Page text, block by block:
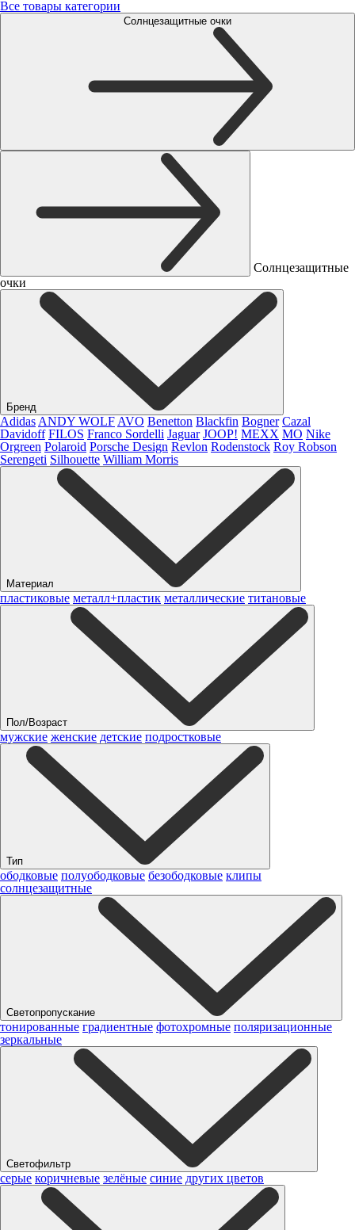
Все товары категории
Солнцезащитные очки
Солнцезащитные
очки
Бренд
Adidas ANDY WOLF AVO Benetton Blackfin Bogner Cazal
Davidoff FILOS Franco Sordelli Jaguar JOOP! MEXX MO Nike
Orgreen Polaroid Porsche Design Revlon Rodenstock Roy Robson
Serengeti Silhouette William Morris
Материал
пластиковые металл+пластик металлические титановые
Пол/Возраст
мужские женские детские подростковые
Тип
ободковые полуободковые безободковые клипы
солнцезащитные
Светопропускание
тонированные градиентные фотохромные поляризационные
зеркальные
Светофильтр
серые коричневые зелёные синие других цветов